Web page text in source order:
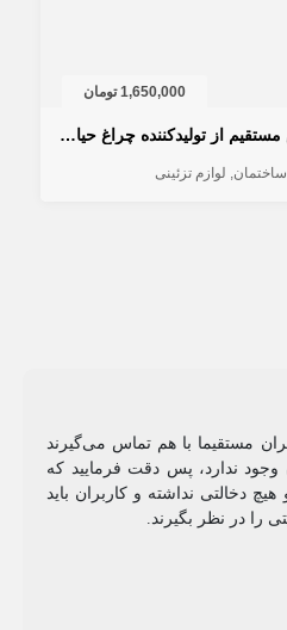
1,650,000 تومان
چراغ حیاطی فلزی | فروش مستقیم از تولیدکننده چراغ حیاط و باغ
ساختمان لوازم تزئینی
مستقیما با هم تماس می‌گیرند
ندارد، پس دقت فرمایید که
دخالتی نداشته و کاربران باید
را در نظر بگیرند.